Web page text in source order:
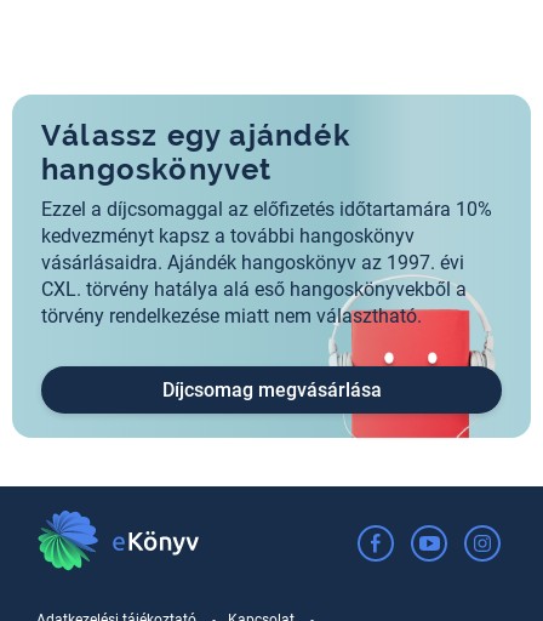
Válassz egy ajándék
hangoskönyvet
Ezzel a díjcsomaggal az előfizetés időtartamára 10%
kedvezményt kapsz a további hangoskönyv
vásárlásaidra. Ajándék hangoskönyv az 1997. évi
CXL. törvény hatálya alá eső hangoskönyvekből a
törvény rendelkezése miatt nem választható.
Díjcsomag megvásárlása